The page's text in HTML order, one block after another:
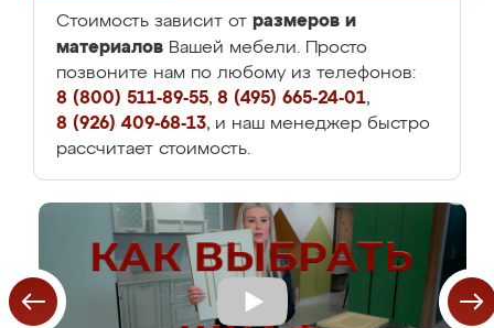
Стоимость зависит от размеров и
материалов Вашей мебели. Просто
позвоните нам по любому из телефонов:
8 (800) 511-89-55, 8 (495) 665-24-01,
8 (926) 409-68-13, и наш менеджер быстро
рассчитает стоимость.